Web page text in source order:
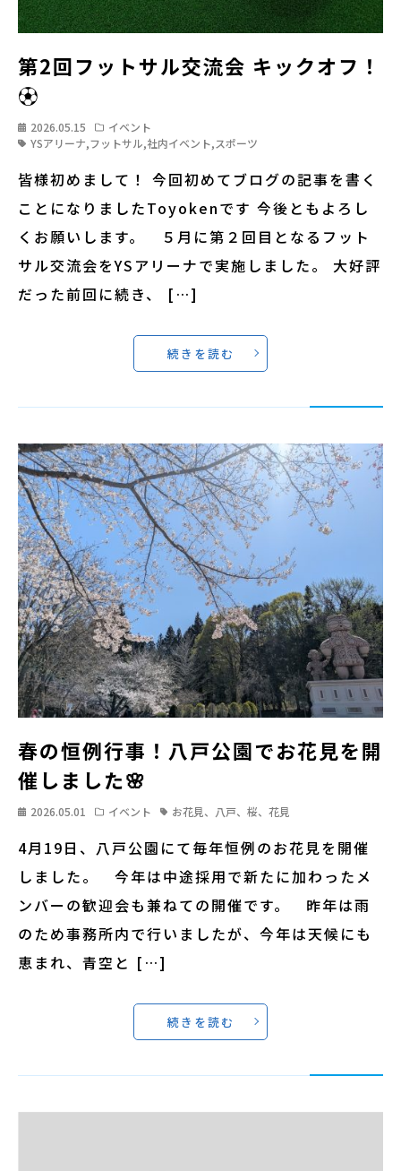
第2回フットサル交流会 キックオフ！
⚽
2026.05.15
イベント
YSアリーナ,フットサル,社内イベント,スポーツ
皆様初めまして！ 今回初めてブログの記事を書く
ことになりましたToyokenです 今後ともよろし
くお願いします。 ５月に第２回目となるフット
サル交流会をYSアリーナで実施しました。 大好評
だった前回に続き、 […]
続きを読む
春の恒例行事！八戸公園でお花見を開
催しました🌸
2026.05.01 イベント お花見、八戸、桜、花見
4月19日、八戸公園にて毎年恒例のお花見を開催
しました。 今年は中途採用で新たに加わったメ
ンバーの歓迎会も兼ねての開催です。 昨年は雨
のため事務所内で行いましたが、今年は天候にも
恵まれ、青空と […]
続きを読む